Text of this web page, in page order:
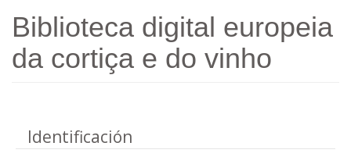
Biblioteca digital europeia
da cortiça e do vinho
Hide
Identificación